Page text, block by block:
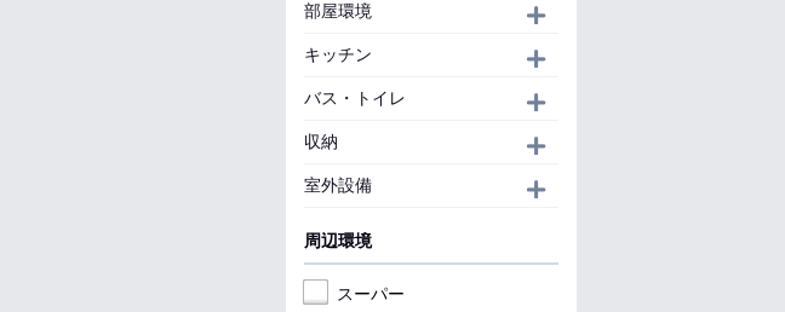
部屋環境
キッチン
バス・トイレ
収納
室外設備
周辺環境
スーパー